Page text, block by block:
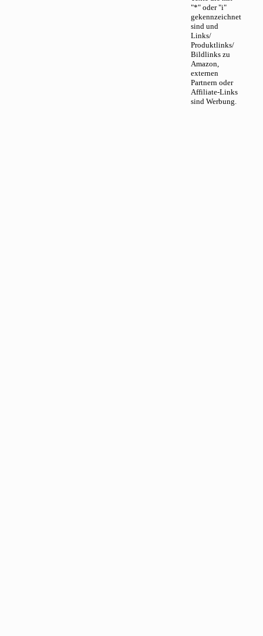
"*" oder "i"
gekennzeichnet
sind und
Links/
Produktlinks/
Bildlinks zu
Amazon,
externen
Partnern oder
Affiliate-Links
sind Werbung.